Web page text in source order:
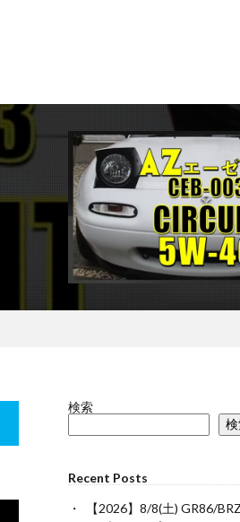
検索
Recent Posts
【2026】8/8(土) GR86/